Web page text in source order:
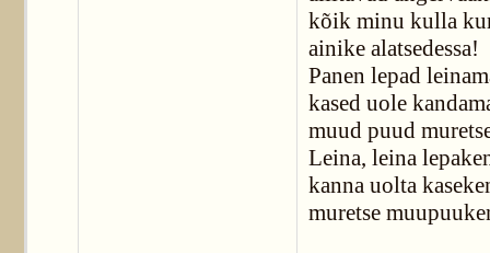
kõik minu kulla
ainike alatsedessa!
Panen lepad
kased uole
muud puud
Leina, leina
kanna uolta
muretse